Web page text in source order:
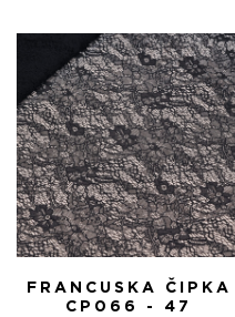
FRANCUSKA ČIPKA
CP066 - 47